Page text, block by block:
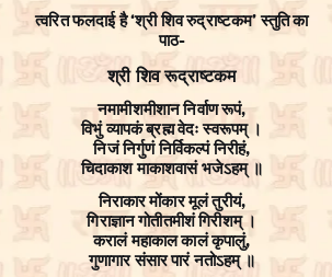
त्वरित फलदाई है ‘श्री शिव रुद्राष्टकम’ स्तुति का
पाठ-
श्री शिव रूद्राष्टकम
नमामीशमीशान निर्वाण रूपं,
विभुं व्यापकं ब्रह्म वेदः स्वरूपम् ।
निजं निर्गुणं निर्विकल्पं निरीहं,
चिदाकाश माकाशवासं भजेऽहम् ॥
निराकार मोंकार मूलं तुरीयं,
गिराज्ञान गोतीतमीशं गिरीशम् ।
करालं महाकाल कालं कृपालुं,
गुणागार संसार पारं नतोऽहम् ॥